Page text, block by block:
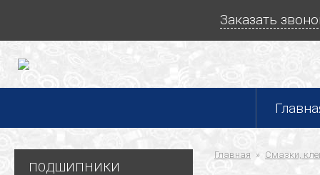
Заказать
ПОДШИПНИКИ
Главная Смазки,